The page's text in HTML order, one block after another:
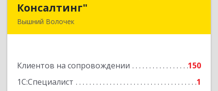
Консалтинг"
Вышний Волочек
Клиентов на сопровождении
150
1С:Специалист
1
Подробнее